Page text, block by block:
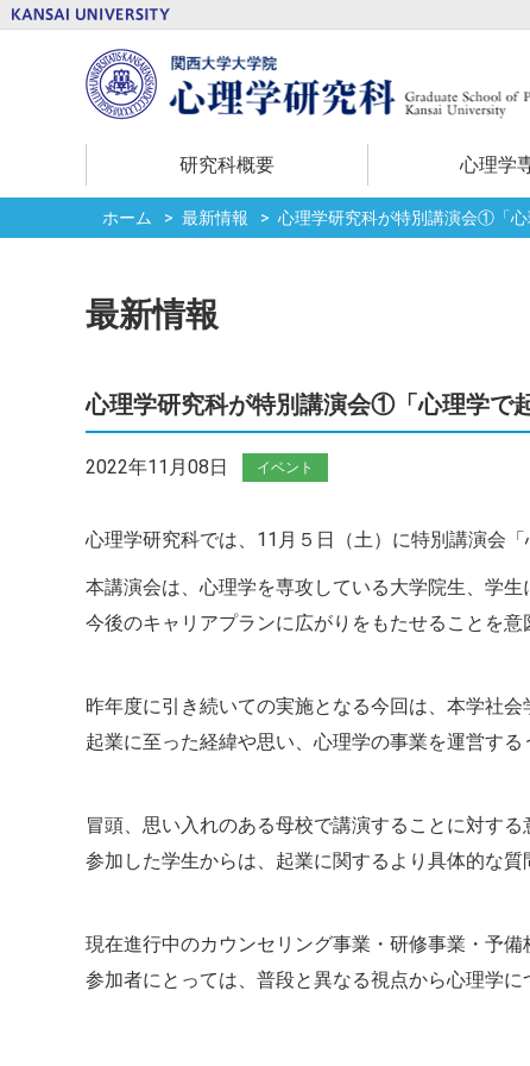
研究科概要 心理学
ホーム 最新情報 心理学研究科が特別講演会①「
最新情報
心理学研究科が特別講演会①「心理学で
2022年11月08日 イベント
心理学研究科では、11月５日（土）に特別講演会
本講演会は、心理学を専攻している大学院生、学
今後のキャリアプランに広がりをもたせることを意
昨年度に引き続いての実施となる今回は、本学社
起業に至った経緯や思い、心理学の事業を運営す
冒頭、思い入れのある母校で講演することに対する
参加した学生からは、起業に関するより具体的な
現在進行中のカウンセリング事業・研修事業・予
参加者にとっては、普段と異なる視点から心理学に